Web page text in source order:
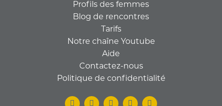
Profils des femmes
Blog de rencontres
Tarifs
Notre chaîne Youtube
Aide
Contactez-nous
Politique de confidentialité